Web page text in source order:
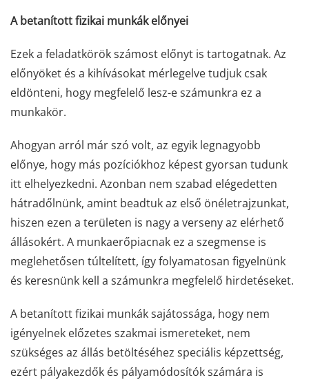
A betanított fizikai munkák előnyei
Ezek a feladatkörök számost előnyt is tartogatnak. Az
előnyöket és a kihívásokat mérlegelve tudjuk csak
eldönteni, hogy megfelelő lesz-e számunkra ez a
munkakör.
Ahogyan arról már szó volt, az egyik legnagyobb
előnye, hogy más pozíciókhoz képest gyorsan tudunk
itt elhelyezkedni. Azonban nem szabad elégedetten
hátradőlnünk, amint beadtuk az első önéletrajzunkat,
hiszen ezen a területen is nagy a verseny az elérhető
állásokért. A munkaerőpiacnak ez a szegmense is
meglehetősen túltelített, így folyamatosan figyelnünk
és keresnünk kell a számunkra megfelelő hirdetéseket.
A betanított fizikai munkák sajátossága, hogy nem
igényelnek előzetes szakmai ismereteket, nem
szükséges az állás betöltéséhez speciális képzettség,
ezért pályakezdők és pályamódosítók számára is